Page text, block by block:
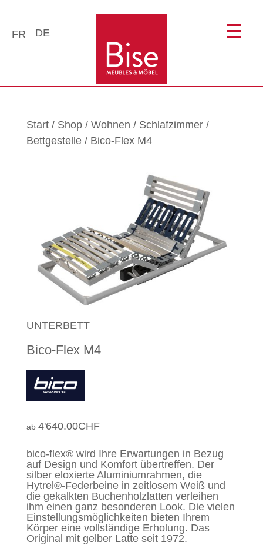
FR DE
Start/ Shop/ Wohnen / Schlafzimmer/
Bettgestelle/ Bico-Flex M4
UNTERBETT
Bico-Flex M4
4'640.00CHF
bico-flex® wird Ihre Erwartungen in Bezug
auf Design und Komfort übertreffen. Der
silber eloxierte Aluminiumrahmen, die
Hytrel®-Federbeine in zeitlosem Weiß und
die gekalkten Buchenholzlatten verleihen
ihm einen ganz besonderen Look. Die vielen
Einstellungsmöglichkeiten bieten Ihrem
Körper eine vollständige Erholung. Das
Original mit gelber Latte seit 1972.